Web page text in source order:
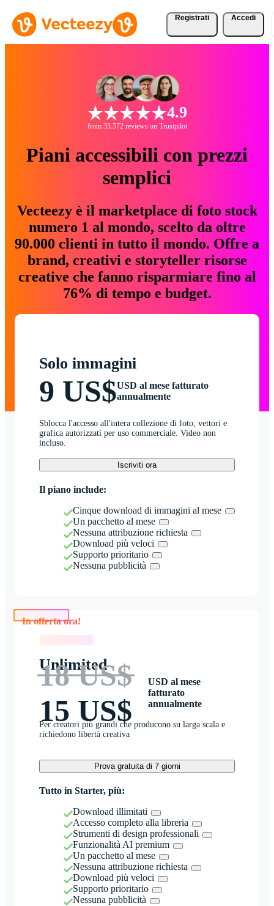
Registrati Accedi
4.9
from 33.572 reviews on Trustpilot
Piani accessibili con prezzi
semplici
Vecteezy è il marketplace di foto stock
numero 1 al mondo, scelto da oltre
90.000 clienti in tutto il mondo. Offre a
brand, creativi e storyteller risorse
creative che fanno risparmiare fino al
76% di tempo e budget.
Solo immagini
9 US$USD al mese fatturato
annualmente
Sblocca l'accesso all'intera collezione di foto, vettori e
grafica autorizzati per uso commerciale. Video non
incluso.
Iscriviti ora
Il piano include:
Cinque download di immagini al mese
Un pacchetto al mese
Nessuna attribuzione richiesta
Download più veloci
Supporto prioritario
Nessuna pubblicità
Unlimited
18 US$
15 US$
USD al mese
fatturato
annualmente
Per creatori più grandi che producono su larga scala e
richiedono libertà creativa
Prova gratuita di 7 giorni
Tutto in Starter, più:
Download illimitati
Accesso completo alla libreria
Strumenti di design professionali
Funzionalità AI premium
Un pacchetto al mese
Nessuna attribuzione richiesta
Download più veloci
Supporto prioritario
Nessuna pubblicità